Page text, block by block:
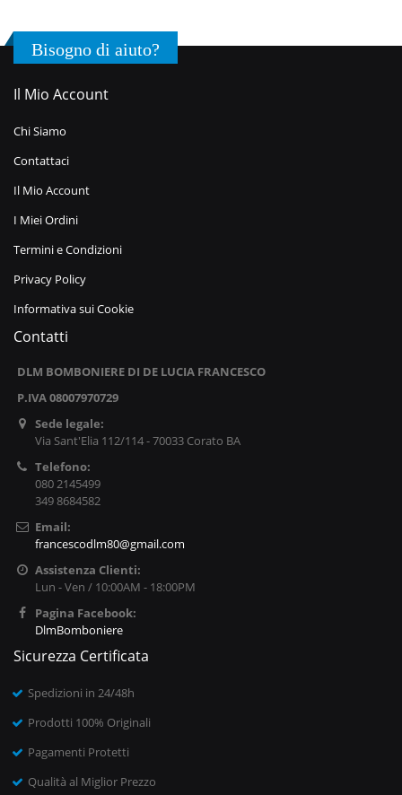
Bisogno di aiuto?
Il Mio Account
Chi Siamo
Contattaci
Il Mio Account
I Miei Ordini
Termini e Condizioni
Privacy Policy
Informativa sui Cookie
Contatti
DLM BOMBONIERE DI DE LUCIA FRANCESCO
P.IVA 08007970729
Sede legale:
Via Sant'Elia 112/114 - 70033 Corato BA
Telefono:
080 2145499
349 8684582
Email:
francescodlm80@gmail.com
Assistenza Clienti:
Lun - Ven / 10:00AM - 18:00PM
Pagina Facebook:
DlmBomboniere
Sicurezza Certificata
Spedizioni in 24/48h
Prodotti 100% Originali
Pagamenti Protetti
Qualità al Miglior Prezzo